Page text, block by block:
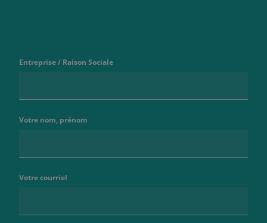
Entreprise / Raison Sociale
Votre nom, prénom
Votre courriel